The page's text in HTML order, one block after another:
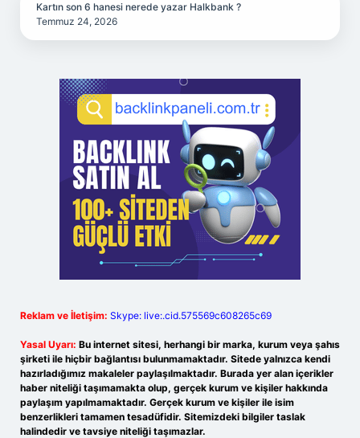
Kartın son 6 hanesi nerede yazar Halkbank ?
Temmuz 24, 2026
Reklam ve İletişim: Skype: live:.cid.575569c608265c69
Yasal Uyarı: Bu internet sitesi, herhangi bir marka, kurum veya şahıs
şirketi ile hiçbir bağlantısı bulunmamaktadır. Sitede yalnızca kendi
hazırladığımız makaleler paylaşılmaktadır. Burada yer alan içerikler
haber niteliği taşımamakta olup, gerçek kurum ve kişiler hakkında
paylaşım yapılmamaktadır. Gerçek kurum ve kişiler ile isim
benzerlikleri tamamen tesadüfidir. Sitemizdeki bilgiler taslak
halindedir ve tavsiye niteliği taşımazlar.